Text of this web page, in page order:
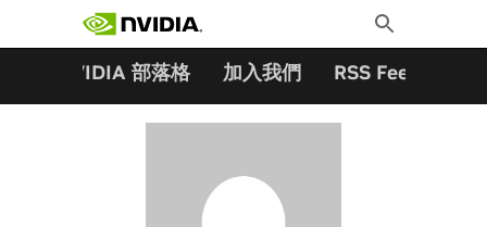
Toggle
Search
NVIDIA 部落格 加入我們 RSS Feeds